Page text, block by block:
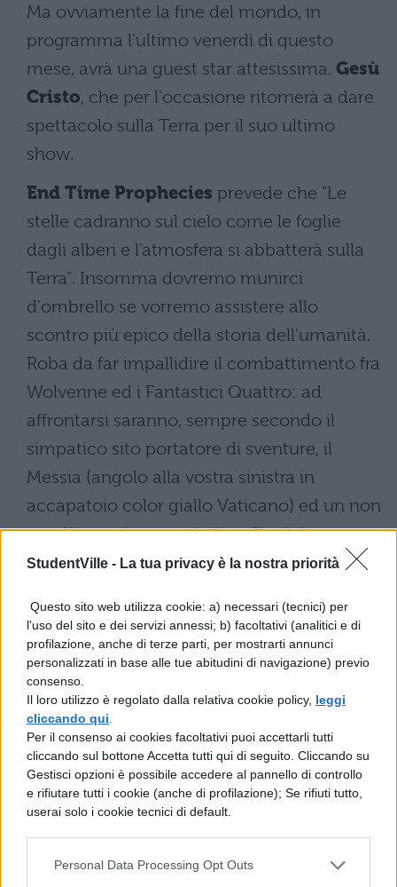
StudentVille - La tua privacy è la nostra priorità
Questo sito web utilizza cookie: a) necessari (tecnici) per
l'uso del sito e dei servizi annessi; b) facoltativi (analitici e di
profilazione, anche di terze parti, per mostrarti annunci
personalizzati in base alle tue abitudini di navigazione) previo
consenso.
Il loro utilizzo è regolato dalla relativa cookie policy, leggi
cliccando qui
Per il consenso ai cookies facoltativi puoi accettarli tutti
cliccando sul bottone Accetta tutti qui di seguito. Cliccando su
Gestisci opzioni è possibile accedere al pannello di controllo
e rifiutare tutti i cookie (anche di profilazione); Se rifiuti tutto,
userai solo i cookie tecnici di default.
Personal Data Processing Opt Outs
Ma ovviamente la fine del mondo, in
programma l'ultimo venerdì di questo
mese, avrà una guest star attesissima. Gesù
Cristo, che per l'occasione ritornerà a dare
spettacolo sulla Terra per il suo ultimo
show.
End Time Prophecies prevede che "Le
stelle cadranno sul cielo come le foglie
dagli alberi e l'atmosfera si abbatterà sulla
Terra". Insomma dovremo munirci
d'ombrello se vorremo assistere allo
scontro più epico della storia dell'umanità.
Roba da far impallidire il combattimento fra
Wolverine ed i Fantastici Quattro: ad
affrontarsi saranno, sempre secondo il
simpatico sito portatore di sventure, il
Messia (angolo alla vostra sinistra in
accapatoio color giallo Vaticano) ed un non
meglio precisato anticristo di origine
islamica (potremo evidentemente
qualche parte).
In occasione dello scontro,Gesù Cristo
giudicherà i buoni ed i cattivi. Nessuno dei
quali, però, avrà qualcosa da fare il 15
agosto. Arrangiamoci.